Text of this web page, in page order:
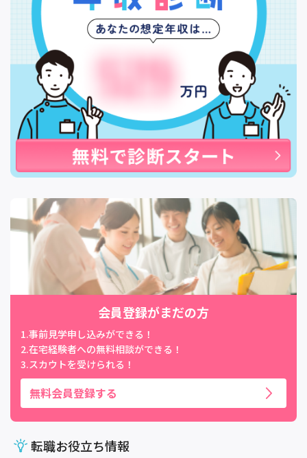
会員登録がまだの方
1.事前見学申し込みができる！
2.在宅経験者への無料相談ができる！
3.スカウトを受けられる！
無料会員登録する
転職お役立ち情報